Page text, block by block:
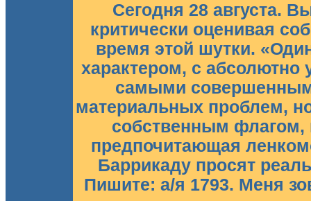
Сегодня 28 августа.
критически оценивая
время этой шутки.
характером, с абсолютно
самыми
материальных проблем,
собственным флагом,
предпочитающая
Баррикаду просят
Пишите: а/я 1793. Меня